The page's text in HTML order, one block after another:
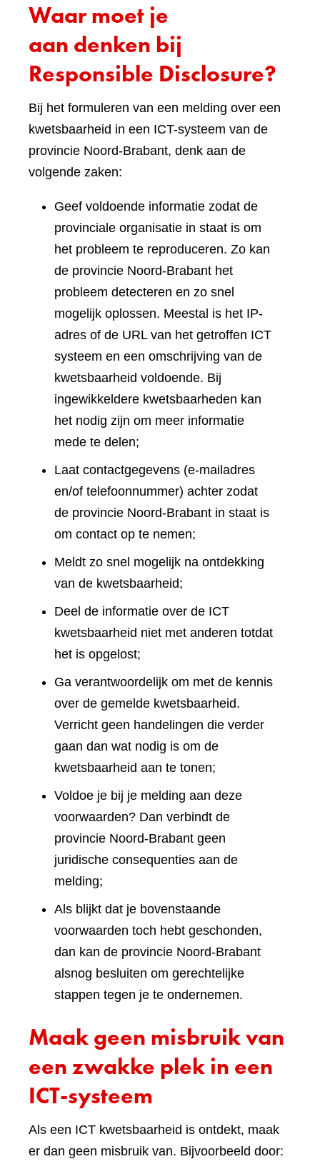
Waar moet je
aan denken bij
Responsible Disclosure?
Bij het formuleren van een melding over een
kwetsbaarheid in een ICT-systeem van de
provincie Noord-Brabant, denk aan de
volgende zaken:
Geef voldoende informatie zodat de
provinciale organisatie in staat is om
het probleem te reproduceren. Zo kan
de provincie Noord-Brabant het
probleem detecteren en zo snel
mogelijk oplossen. Meestal is het IP-
adres of de URL van het getroffen ICT
systeem en een omschrijving van de
kwetsbaarheid voldoende. Bij
ingewikkeldere kwetsbaarheden kan
het nodig zijn om meer informatie
mede te delen;
Laat contactgegevens (e-mailadres
en/of telefoonnummer) achter zodat
de provincie Noord-Brabant in staat is
om contact op te nemen;
Meldt zo snel mogelijk na ontdekking
van de kwetsbaarheid;
Deel de informatie over de ICT
kwetsbaarheid niet met anderen totdat
het is opgelost;
Ga verantwoordelijk om met de kennis
over de gemelde kwetsbaarheid.
Verricht geen handelingen die verder
gaan dan wat nodig is om de
kwetsbaarheid aan te tonen;
Voldoe je bij je melding aan deze
voorwaarden? Dan verbindt de
provincie Noord-Brabant geen
juridische consequenties aan de
melding;
Als blijkt dat je bovenstaande
voorwaarden toch hebt geschonden,
dan kan de provincie Noord-Brabant
alsnog besluiten om gerechtelijke
stappen tegen je te ondernemen.
Maak geen misbruik van
een zwakke plek in een
ICT-systeem
Als een ICT kwetsbaarheid is ontdekt, maak
er dan geen misbruik van. Bijvoorbeeld door: